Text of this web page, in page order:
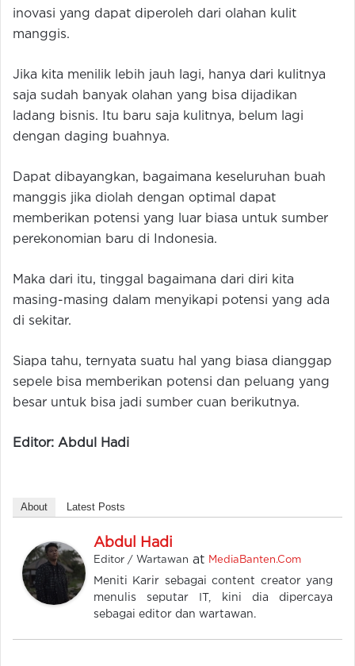
inovasi yang dapat diperoleh dari olahan kulit
manggis.
Jika kita menilik lebih jauh lagi, hanya dari kulitnya
saja sudah banyak olahan yang bisa dijadikan
ladang bisnis. Itu baru saja kulitnya, belum lagi
dengan daging buahnya.
Dapat dibayangkan, bagaimana keseluruhan buah
manggis jika diolah dengan optimal dapat
memberikan potensi yang luar biasa untuk sumber
perekonomian baru di Indonesia.
Maka dari itu, tinggal bagaimana dari diri kita
masing-masing dalam menyikapi potensi yang ada
di sekitar.
Siapa tahu, ternyata suatu hal yang biasa dianggap
sepele bisa memberikan potensi dan peluang yang
besar untuk bisa jadi sumber cuan berikutnya.
Editor: Abdul Hadi
About Latest Posts
Abdul Hadi
Editor / Wartawan at MediaBanten.Com
Meniti Karir sebagai content creator yang
menulis seputar IT, kini dia dipercaya
sebagai editor dan wartawan.